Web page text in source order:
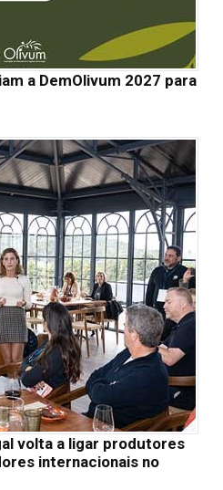
a DemOlivum 2027 para
volta a ligar produtores
internacionais no